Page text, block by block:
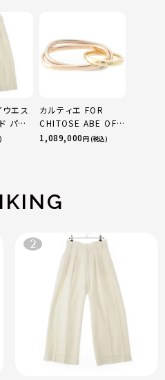
ク
エス
パン
ホワ
カルティエ FOR
CHITOSE ABE OF
sacai サカイ 750
1,089,000円 (税込)